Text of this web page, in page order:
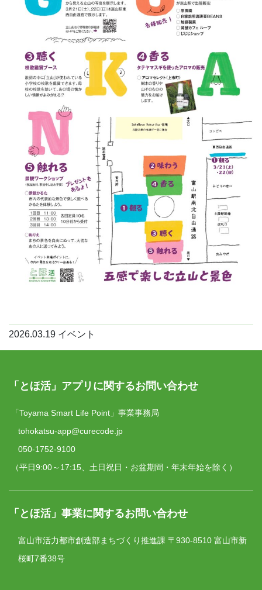
2026.03.19 イベント
「とほ活」アプリに関するお問い合わせ
「Toyama Smart Life Point」事業事務局
tohokatsu-app@curecode.jp
050-1752-9100
（平日9:00～17:15、土日祝日・お盆期間・年末年始を除く）
「とほ活」事業に関するお問い合わせ
富山市活力都市創造部まちづくり推進課 〒930-8510 富山市新
桜町7番38号